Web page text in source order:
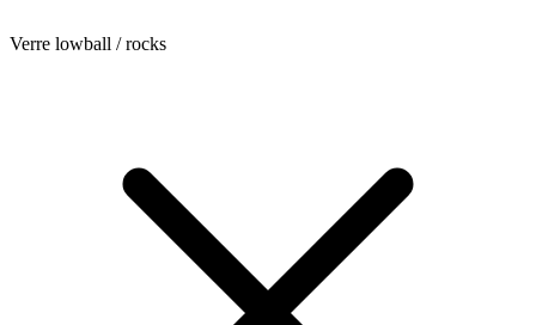
Verre lowball / rocks